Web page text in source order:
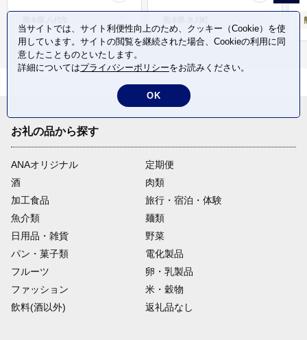
お礼の品から探す
ANAオリジナル
定期便
酒
肉類
加工食品
旅行・宿泊・体験
魚介類
麺類
日用品・雑貨
野菜
パン・菓子類
電化製品
フルーツ
卵・乳製品
ファッション
米・穀物
飲料(酒以外)
返礼品なし
当サイトでは、サイト利便性向上のため、クッキー（Cookie）を使
用しています。サイトの閲覧を継続された場合、Cookieの利用に同
意したことものといたします。
詳細についてはプライバシーポリシーをお読みください。
OK